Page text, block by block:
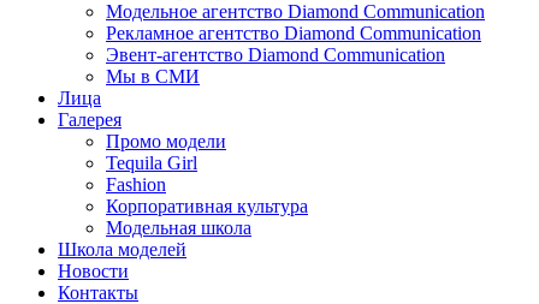
Модельное агентство Diamond Communication
Рекламное агентство Diamond Communication
Эвент-агентство Diamond Communication
Мы в СМИ
Лица
Галерея
Промо модели
Tequila Girl
Fashion
Корпоративная культура
Модельная школа
Школа моделей
Новости
Контакты